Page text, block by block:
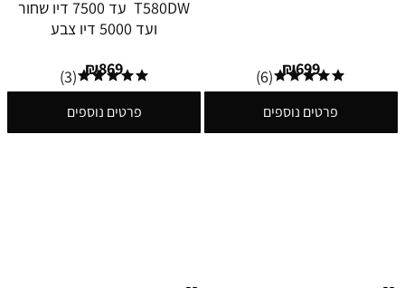
₪699
(6)
פרטים נוספים
T580DW עד 7500 דיו שחור
ועד 5000 דיו צבע
₪869
(3)
פרטים נוספים